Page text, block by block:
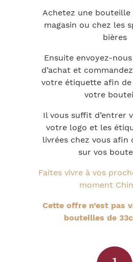
Achetez une bouteille
magasin ou chez les
bières
Ensuite envoyez-
d’achat et
votre étiquette afin de
votre
Il vous suffit d’entrer
votre logo et les
livrées chez vous afin
sur vos
Faites vivre à vos
moment
Cette offre n’est pas
bouteilles de